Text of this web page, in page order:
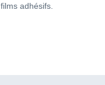
adhésifs.